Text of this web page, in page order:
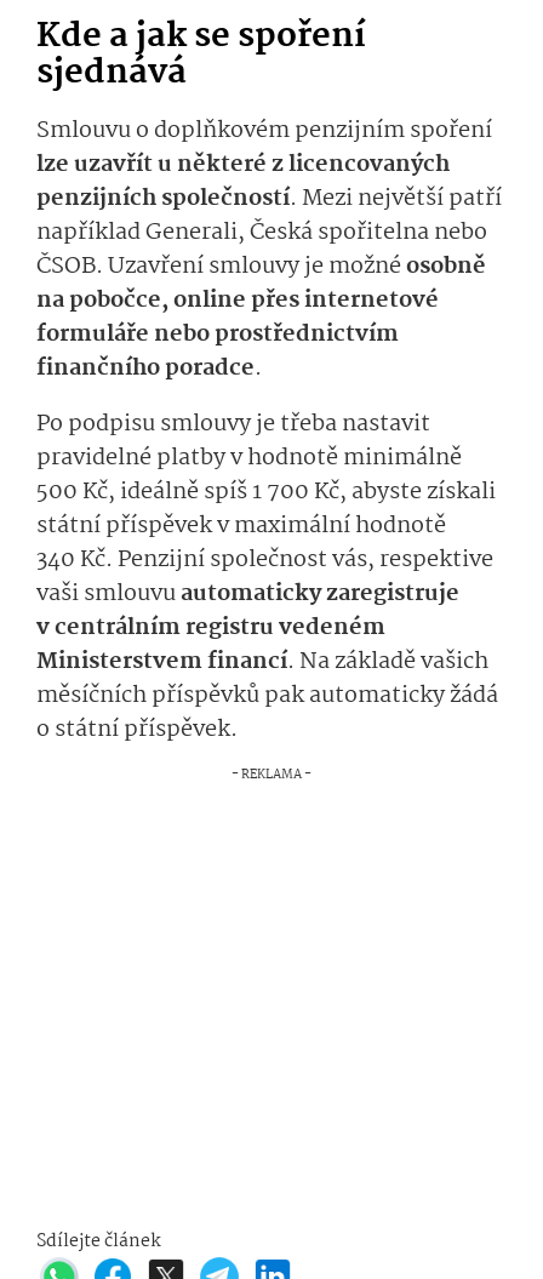
Kde a jak se spoření
sjednává
Smlouvu o doplňkovém penzijním spoření
lze uzavřít u některé z licencovaných
penzijních společností. Mezi největší patří
například Generali, Česká spořitelna nebo
ČSOB. Uzavření smlouvy je možnéosobně
na pobočce, online přes internetové
formuláře nebo prostřednictvím
finančního poradce.
Po podpisu smlouvy je třeba nastavit
pravidelné platby v hodnotě minimálně
500 Kč, ideálně spíš 1 700 Kč, abyste získali
státní příspěvek v maximální hodnotě
340 Kč. Penzijní společnost vás, respektive
vaši smlouvuautomaticky zaregistruje
v centrálním registru vedeném
Ministerstvem financí. Na základě vašich
měsíčních příspěvků pak automaticky žádá
o státní příspěvek.
Sdílejte článek